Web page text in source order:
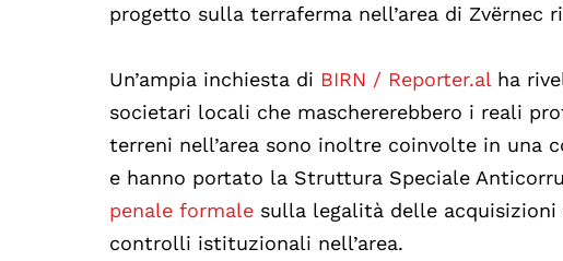
progetto sulla terraferma nell’area di Zvërnec
Un’ampia inchiesta di BIRN / Reporter.al ha
societari locali che maschererebbero i reali
terreni nell’area sono inoltre coinvolte in una
e hanno portato la Struttura Speciale
penale formale sulla legalità delle
controlli istituzionali nell’area.